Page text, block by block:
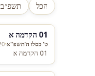
הכל תשפ״ב
01 הקדמה א
ט' כסלו ה'תשפ"א·
01 הקדמה א